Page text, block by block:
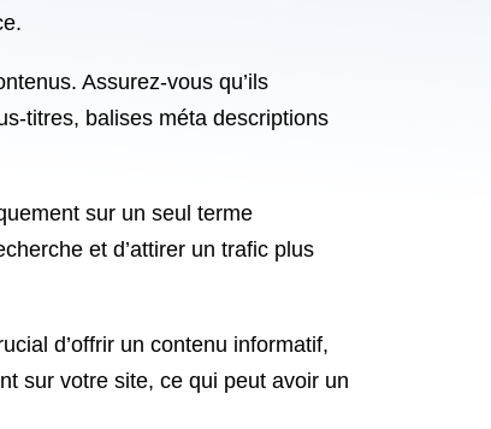
Assurez-vous qu’ils
titres, balises méta descriptions
sur un seul terme
et d’attirer un trafic plus
d’offrir un contenu informatif,
sur votre site, ce qui peut avoir un